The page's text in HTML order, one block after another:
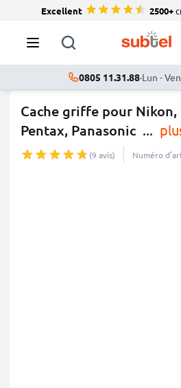
Excellent 2500+
0805 11.31.88·Lun -
Cache griffe pour
Pentax, Panasonic ...
(9 avis) Numéro